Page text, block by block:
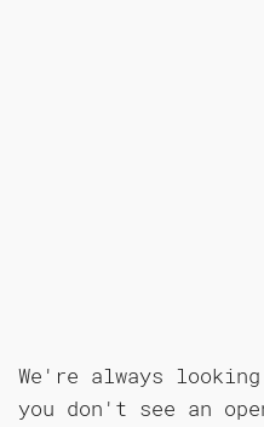
We're always
you don't see an